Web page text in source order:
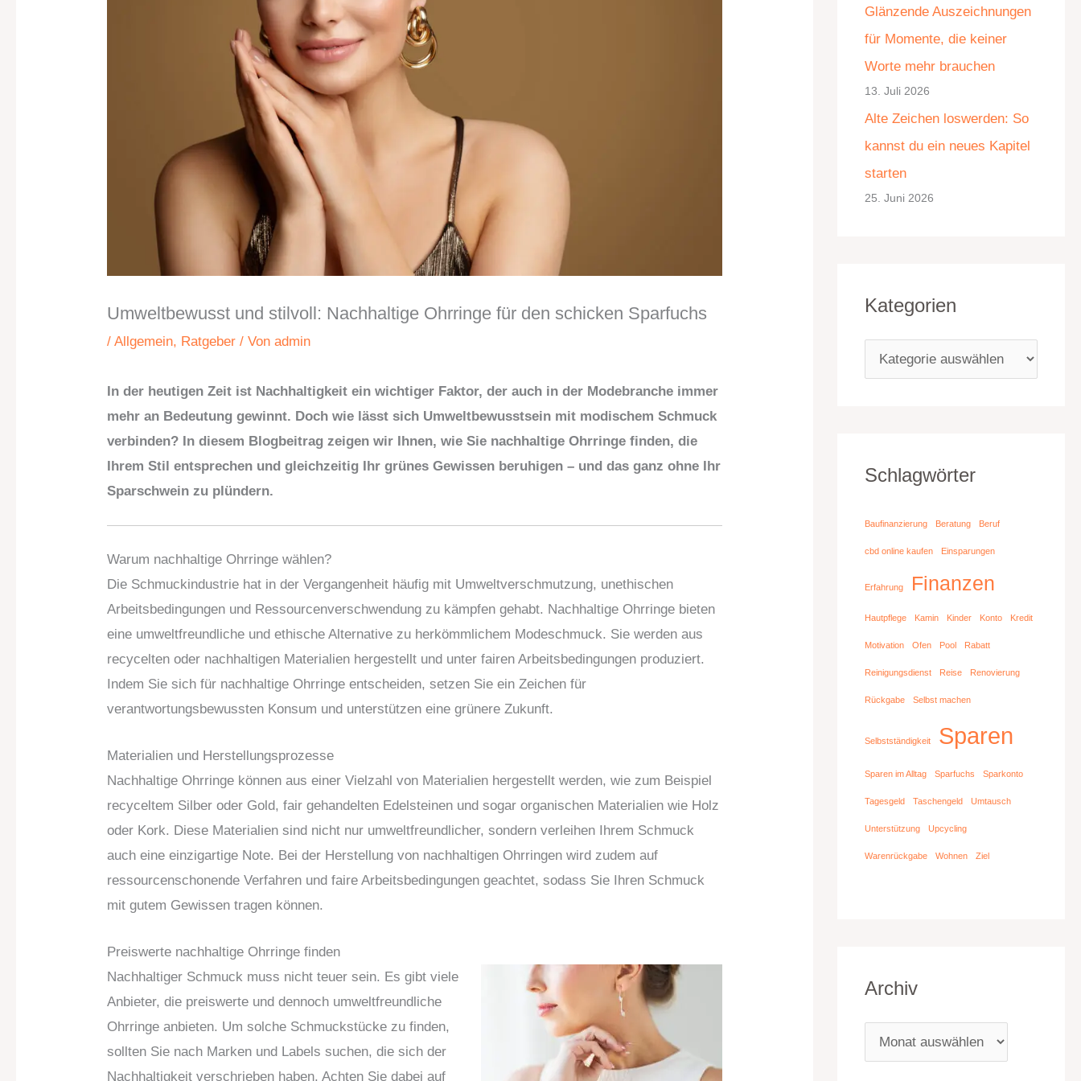
Umweltbewusst und stilvoll: Nachhaltige Ohrringe für den schicken Sparfuchs
/Allgemein, Ratgeber / Vonadmin
In der heutigen Zeit ist Nachhaltigkeit ein wichtiger Faktor, der auch in der Modebranche immer
mehr an Bedeutung gewinnt. Doch wie lässt sich Umweltbewusstsein mit modischem Schmuck
verbinden? In diesem Blogbeitrag zeigen wir Ihnen, wie Sie nachhaltige Ohrringe finden, die
Ihrem Stil entsprechen und gleichzeitig Ihr grünes Gewissen beruhigen – und das ganz ohne Ihr
Sparschwein zu plündern.
Warum nachhaltige Ohrringe wählen?
Die Schmuckindustrie hat in der Vergangenheit häufig mit Umweltverschmutzung, unethischen
Arbeitsbedingungen und Ressourcenverschwendung zu kämpfen gehabt. Nachhaltige Ohrringe bieten
eine umweltfreundliche und ethische Alternative zu herkömmlichem Modeschmuck. Sie werden aus
recycelten oder nachhaltigen Materialien hergestellt und unter fairen Arbeitsbedingungen produziert.
Indem Sie sich für nachhaltige Ohrringe entscheiden, setzen Sie ein Zeichen für
verantwortungsbewussten Konsum und unterstützen eine grünere Zukunft.
Materialien und Herstellungsprozesse
Nachhaltige Ohrringe können aus einer Vielzahl von Materialien hergestellt werden, wie zum Beispiel
recyceltem Silber oder Gold, fair gehandelten Edelsteinen und sogar organischen Materialien wie Holz
oder Kork. Diese Materialien sind nicht nur umweltfreundlicher, sondern verleihen Ihrem Schmuck
auch eine einzigartige Note. Bei der Herstellung von nachhaltigen Ohrringen wird zudem auf
ressourcenschonende Verfahren und faire Arbeitsbedingungen geachtet, sodass Sie Ihren Schmuck
mit gutem Gewissen tragen können.
Preiswerte nachhaltige Ohrringe finden
Nachhaltiger Schmuck muss nicht teuer sein. Es gibt viele
Anbieter, die preiswerte und dennoch umweltfreundliche
Ohrringe anbieten. Um solche Schmuckstücke zu finden,
sollten Sie nach Marken und Labels suchen, die sich der
Nachhaltigkeit verschrieben haben. Achten Sie dabei auf
Glänzende Auszeichnungen
für Momente, die keiner
Worte mehr brauchen
13. Juli 2026
Alte Zeichen loswerden: So
kannst du ein neues Kapitel
starten
25. Juni 2026
Kategorien
e
n
Schlagwörter
Baufinanzierung Beratung Beruf
cbd online kaufen Einsparungen
Erfahrung Finanzen
Hautpflege Kamin Kinder Konto Kredit
Motivation Ofen Pool Rabatt
Reinigungsdienst Reise Renovierung
Rückgabe Selbst machen
Selbstständigkeit Sparen
Sparen im Alltag Sparfuchs Sparkonto
Tagesgeld Taschengeld Umtausch
Unterstützung Upcycling
Warenrückgabe Wohnen Ziel
Archiv